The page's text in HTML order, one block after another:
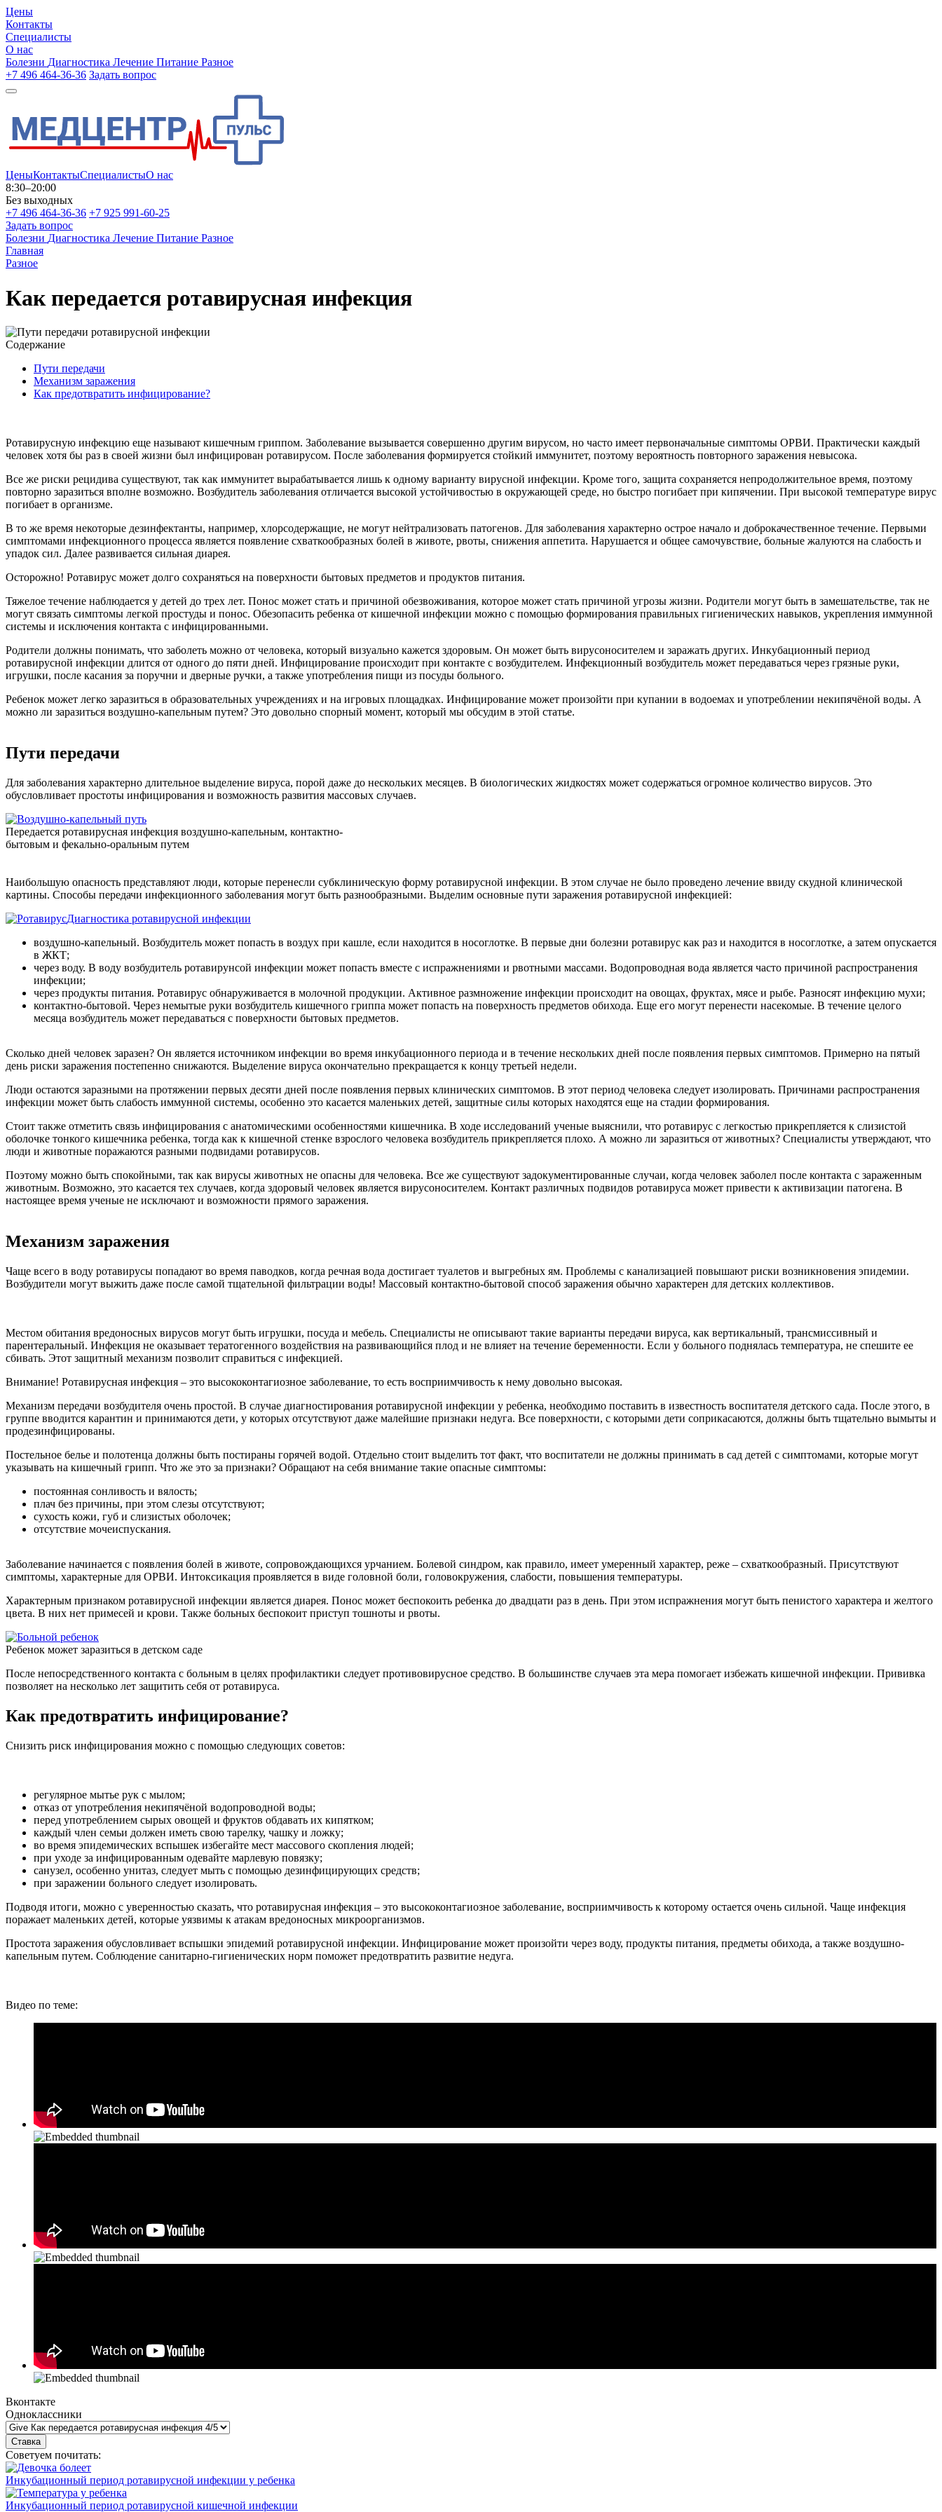
Цены
Контакты
Специалисты
О нас
Болезни Диагностика Лечение Питание Разное
+7 496 464-36-36 Задать вопрос
ЦеныКонтактыСпециалистыО нас
8:30–20:00
Без выходных
+7 496 464-36-36 +7 925 991-60-25
Задать вопрос
Болезни Диагностика Лечение Питание Разное
Главная
Разное
Как передается ротавирусная инфекция
Содержание
Пути передачи
Механизм заражения
Как предотвратить инфицирование?
Ротавирусную инфекцию еще называют кишечным гриппом. Заболевание вызывается совершенно другим вирусом, но часто имеет первоначальные симптомы ОРВИ. Практически каждый
человек хотя бы раз в своей жизни был инфицирован ротавирусом. После заболевания формируется стойкий иммунитет, поэтому вероятность повторного заражения невысока.
Все же риски рецидива существуют, так как иммунитет вырабатывается лишь к одному варианту вирусной инфекции. Кроме того, защита сохраняется непродолжительное время, поэтому
повторно заразиться вполне возможно. Возбудитель заболевания отличается высокой устойчивостью в окружающей среде, но быстро погибает при кипячении. При высокой температуре вирус
погибает в организме.
В то же время некоторые дезинфектанты, например, хлорсодержащие, не могут нейтрализовать патогенов. Для заболевания характерно острое начало и доброкачественное течение. Первыми
симптомами инфекционного процесса является появление схваткообразных болей в животе, рвоты, снижения аппетита. Нарушается и общее самочувствие, больные жалуются на слабость и
упадок сил. Далее развивается сильная диарея.
Осторожно! Ротавирус может долго сохраняться на поверхности бытовых предметов и продуктов питания.
Тяжелое течение наблюдается у детей до трех лет. Понос может стать и причиной обезвоживания, которое может стать причиной угрозы жизни. Родители могут быть в замешательстве, так не
могут связать симптомы легкой простуды и понос. Обезопасить ребенка от кишечной инфекции можно с помощью формирования правильных гигиенических навыков, укрепления иммунной
системы и исключения контакта с инфицированными.
Родители должны понимать, что заболеть можно от человека, который визуально кажется здоровым. Он может быть вирусоносителем и заражать других. Инкубационный период
ротавирусной инфекции длится от одного до пяти дней. Инфицирование происходит при контакте с возбудителем. Инфекционный возбудитель может передаваться через грязные руки,
игрушки, после касания за поручни и дверные ручки, а также употребления пищи из посуды больного.
Ребенок может легко заразиться в образовательных учреждениях и на игровых площадках. Инфицирование может произойти при купании в водоемах и употреблении некипячёной воды. А
можно ли заразиться воздушно-капельным путем? Это довольно спорный момент, который мы обсудим в этой статье.
Пути передачи
Для заболевания характерно длительное выделение вируса, порой даже до нескольких месяцев. В биологических жидкостях может содержаться огромное количество вирусов. Это
обусловливает простоты инфицирования и возможность развития массовых случаев.
Передается ротавирусная инфекция воздушно-капельным, контактно-
бытовым и фекально-оральным путем
Наибольшую опасность представляют люди, которые перенесли субклиническую форму ротавирусной инфекции. В этом случае не было проведено лечение ввиду скудной клинической
картины. Способы передачи инфекционного заболевания могут быть разнообразными. Выделим основные пути заражения ротавирусной инфекцией:
Диагностика ротавирусной инфекции
воздушно-капельный. Возбудитель может попасть в воздух при кашле, если находится в носоглотке. В первые дни болезни ротавирус как раз и находится в носоглотке, а затем опускается
в ЖКТ;
через воду. В воду возбудитель ротавирунсой инфекции может попасть вместе с испражнениями и рвотными массами. Водопроводная вода является часто причиной распространения
инфекции;
через продукты питания. Ротавирус обнаруживается в молочной продукции. Активное размножение инфекции происходит на овощах, фруктах, мясе и рыбе. Разносят инфекцию мухи;
контактно-бытовой. Через немытые руки возбудитель кишечного гриппа может попасть на поверхность предметов обихода. Еще его могут перенести насекомые. В течение целого
месяца возбудитель может передаваться с поверхности бытовых предметов.
Сколько дней человек заразен? Он является источником инфекции во время инкубационного периода и в течение нескольких дней после появления первых симптомов. Примерно на пятый
день риски заражения постепенно снижаются. Выделение вируса окончательно прекращается к концу третьей недели.
Люди остаются заразными на протяжении первых десяти дней после появления первых клинических симптомов. В этот период человека следует изолировать. Причинами распространения
инфекции может быть слабость иммунной системы, особенно это касается маленьких детей, защитные силы которых находятся еще на стадии формирования.
Стоит также отметить связь инфицирования с анатомическими особенностями кишечника. В ходе исследований ученые выяснили, что ротавирус с легкостью прикрепляется к слизистой
оболочке тонкого кишечника ребенка, тогда как к кишечной стенке взрослого человека возбудитель прикрепляется плохо. А можно ли заразиться от животных? Специалисты утверждают, что
люди и животные поражаются разными подвидами ротавирусов.
Поэтому можно быть спокойными, так как вирусы животных не опасны для человека. Все же существуют задокументированные случаи, когда человек заболел после контакта с зараженным
животным. Возможно, это касается тех случаев, когда здоровый человек является вирусоносителем. Контакт различных подвидов ротавируса может привести к активизации патогена. В
настоящее время ученые не исключают и возможности прямого заражения.
Механизм заражения
Чаще всего в воду ротавирусы попадают во время паводков, когда речная вода достигает туалетов и выгребных ям. Проблемы с канализацией повышают риски возникновения эпидемии.
Возбудители могут выжить даже после самой тщательной фильтрации воды! Массовый контактно-бытовой способ заражения обычно характерен для детских коллективов.
Местом обитания вредоносных вирусов могут быть игрушки, посуда и мебель. Специалисты не описывают такие варианты передачи вируса, как вертикальный, трансмиссивный и
парентеральный. Инфекция не оказывает тератогенного воздействия на развивающийся плод и не влияет на течение беременности. Если у больного поднялась температура, не спешите ее
сбивать. Этот защитный механизм позволит справиться с инфекцией.
Внимание! Ротавирусная инфекция – это высококонтагиозное заболевание, то есть восприимчивость к нему довольно высокая.
Механизм передачи возбудителя очень простой. В случае диагностирования ротавирусной инфекции у ребенка, необходимо поставить в известность воспитателя детского сада. После этого, в
группе вводится карантин и принимаются дети, у которых отсутствуют даже малейшие признаки недуга. Все поверхности, с которыми дети соприкасаются, должны быть тщательно вымыты и
продезинфицированы.
Постельное белье и полотенца должны быть постираны горячей водой. Отдельно стоит выделить тот факт, что воспитатели не должны принимать в сад детей с симптомами, которые могут
указывать на кишечный грипп. Что же это за признаки? Обращают на себя внимание такие опасные симптомы:
постоянная сонливость и вялость;
плач без причины, при этом слезы отсутствуют;
сухость кожи, губ и слизистых оболочек;
отсутствие мочеиспускания.
Заболевание начинается с появления болей в животе, сопровождающихся урчанием. Болевой синдром, как правило, имеет умеренный характер, реже – схваткообразный. Присутствуют
симптомы, характерные для ОРВИ. Интоксикация проявляется в виде головной боли, головокружения, слабости, повышения температуры.
Характерным признаком ротавирусной инфекции является диарея. Понос может беспокоить ребенка до двадцати раз в день. При этом испражнения могут быть пенистого характера и желтого
цвета. В них нет примесей и крови. Также больных беспокоит приступ тошноты и рвоты.
Ребенок может заразиться в детском саде
После непосредственного контакта с больным в целях профилактики следует противовирусное средство. В большинстве случаев эта мера помогает избежать кишечной инфекции. Прививка
позволяет на несколько лет защитить себя от ротавируса.
Как предотвратить инфицирование?
Снизить риск инфицирования можно с помощью следующих советов:
регулярное мытье рук с мылом;
отказ от употребления некипячёной водопроводной воды;
перед употреблением сырых овощей и фруктов обдавать их кипятком;
каждый член семьи должен иметь свою тарелку, чашку и ложку;
во время эпидемических вспышек избегайте мест массового скопления людей;
при уходе за инфицированным одевайте марлевую повязку;
санузел, особенно унитаз, следует мыть с помощью дезинфицирующих средств;
при заражении больного следует изолировать.
Подводя итоги, можно с уверенностью сказать, что ротавирусная инфекция – это высококонтагиозное заболевание, восприимчивость к которому остается очень сильной. Чаще инфекция
поражает маленьких детей, которые уязвимы к атакам вредоносных микроорганизмов.
Простота заражения обусловливает вспышки эпидемий ротавирусной инфекции. Инфицирование может произойти через воду, продукты питания, предметы обихода, а также воздушно-
капельным путем. Соблюдение санитарно-гигиенических норм поможет предотвратить развитие недуга.
Видео по теме:
Вконтакте
Одноклассники
Советуем почитать:
Инкубационный период ротавирусной инфекции у ребенка
Инкубационный период ротавирусной кишечной инфекции